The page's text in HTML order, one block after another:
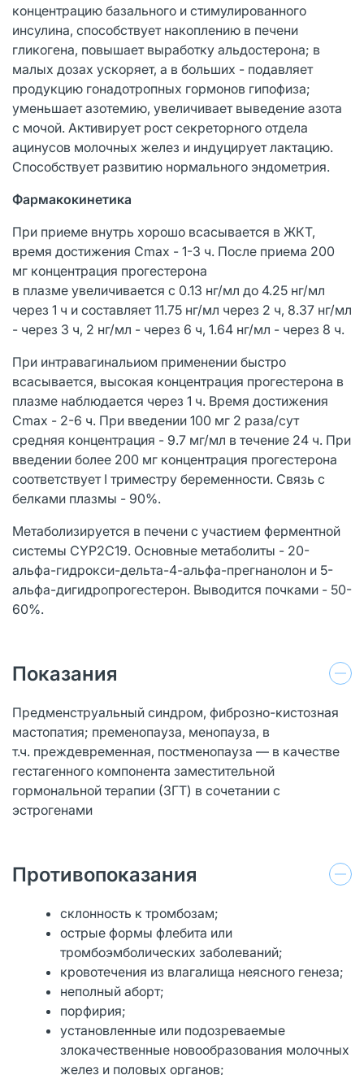
концентрацию базального и стимулированного
инсулина, способствует накоплению в печени
гликогена, повышает выработку альдостерона; в
малых дозах ускоряет, а в больших - подавляет
продукцию гонадотропных гормонов гипофиза;
уменьшает азотемию, увеличивает выведение азота
с мочой. Активирует рост секреторного отдела
ацинусов молочных желез и индуцирует лактацию.
Способствует развитию нормального эндометрия.
Фармакокинетика
При приеме внутрь хорошо всасывается в ЖКТ,
время достижения Cmax - 1-3 ч. После приема 200
мг концентрация прогестерона
в плазме увеличивается с 0.13 нг/мл до 4.25 нг/мл
через 1 ч и составляет 11.75 нг/мл через 2 ч, 8.37 нг/мл
- через 3 ч, 2 нг/мл - через 6 ч, 1.64 нг/мл - через 8 ч.
При интравагинальиом применении быстро
всасывается, высокая концентрация прогестерона в
плазме наблюдается через 1 ч. Время достижения
Cmax - 2-6 ч. При введении 100 мг 2 раза/сут
средняя концентрация - 9.7 мг/мл в течение 24 ч. При
введении более 200 мг концентрация прогестерона
соответствует I триместру беременности. Связь с
белками плазмы - 90%.
Метаболизируется в печени с участием ферментной
системы CYP2C19. Основные метаболиты - 20-
альфа-гидрокси-дельта-4-альфа-прегнанолон и 5-
альфа-дигидропрогестерон. Выводится почками - 50-
60%.
Показания
Предменструальный синдром, фиброзно-кистозная
мастопатия; пременопауза, менопауза, в
т.ч. преждевременная, постменопауза — в качестве
гестагенного компонента заместительной
гормональной терапии (ЗГТ) в сочетании с
эстрогенами
Противопоказания
склонность к тромбозам;
острые формы флебита или
тромбоэмболических заболеваний;
кровотечения из влагалища неясного генеза;
неполный аборт;
порфирия;
установленные или подозреваемые
злокачественные новообразования молочных
желез и половых органов;